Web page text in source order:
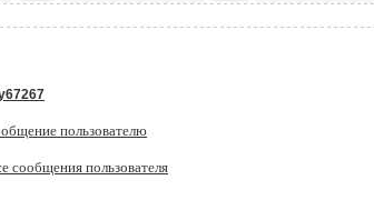
пользователю
сообщения пользователя